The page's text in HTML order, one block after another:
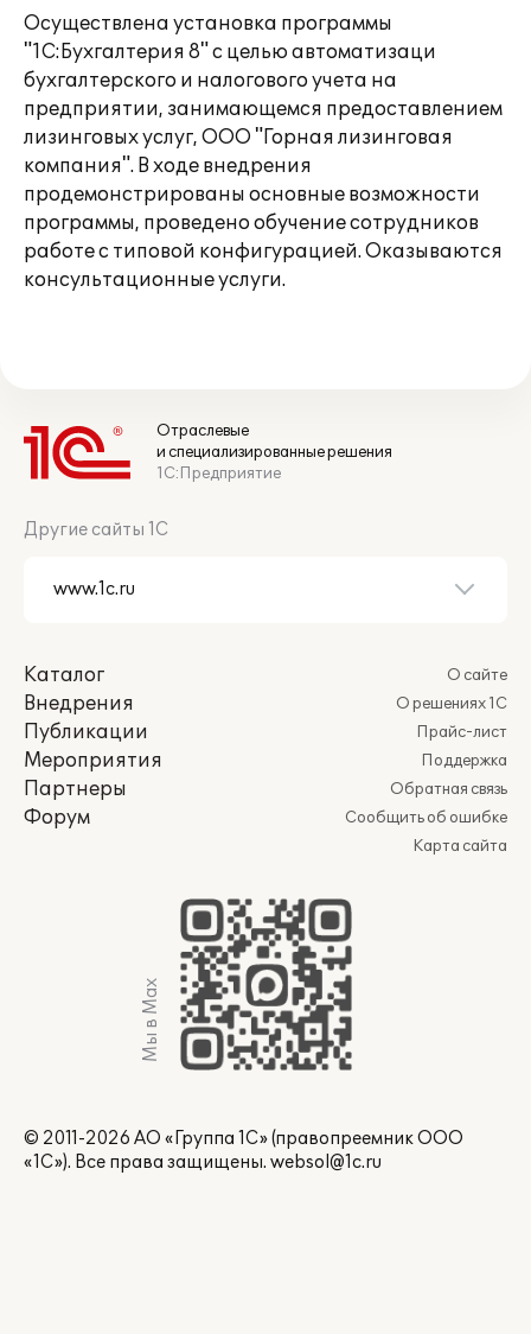
Осуществлена установка программы
"1C:Бухгалтерия 8" с целью автоматизаци
бухгалтерского и налогового учета на
предприятии, занимающемся предоставлением
лизинговых услуг, ООО "Горная лизинговая
компания". В ходе внедрения
продемонстрированы основные возможности
программы, проведено обучение сотрудников
работе с типовой конфигурацией. Оказываются
консультационные услуги.
Отраслевые
и специализированные решения
1С:Предприятие
Другие сайты 1С
Каталог
Внедрения
Публикации
Мероприятия
Партнеры
Форум
О сайте
О решениях 1С
Прайс-лист
Поддержка
Обратная связь
Сообщить об ошибке
Карта сайта
Мы в Max
© 2011-2026 АО «Группа 1С» (правопреемник ООО
«1С»). Все права защищены. websol@1c.ru